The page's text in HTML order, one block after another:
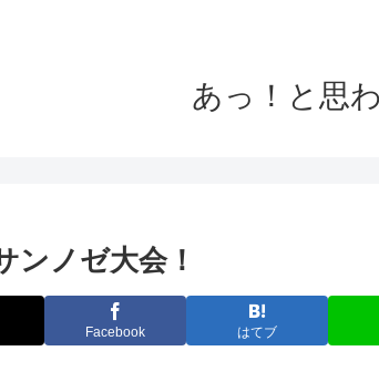
あっ！と思
ンノゼ大会！
Facebook はてブ